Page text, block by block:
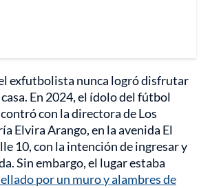
exfutbolista nunca logró disfrutar
En 2024, el ídolo del fútbol
con la directora de Los
Elvira Arango, en la avenida El
10, con la intención de ingresar y
Sin embargo, el lugar estaba
por un muro y alambres de